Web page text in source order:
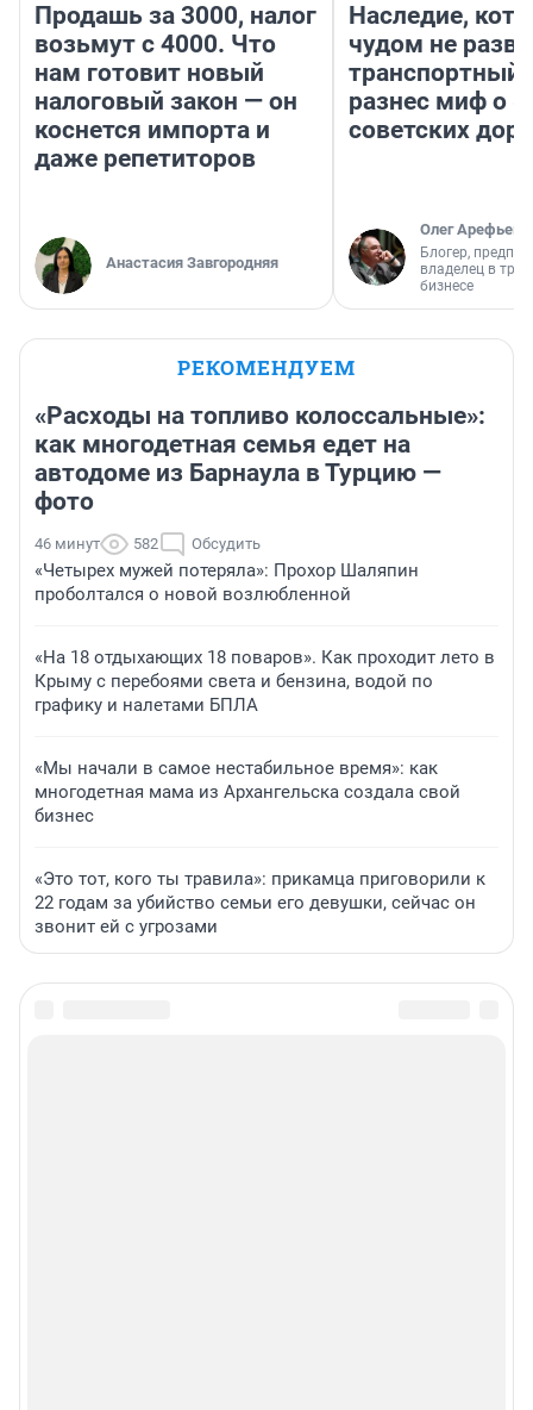
Продашь за 3000, налог
возьмут с 4000. Что
нам готовит новый
налоговый закон — он
коснется импорта и
даже репетиторов
Анастасия Завгородняя
Наследие,
чудом не
транспортный
разнес миф о
советских
Олег Арефьев
Блогер,
владелец в
бизнесе
РЕКОМЕНДУЕМ
«Расходы на топливо колоссальные»:
как многодетная семья едет на
автодоме из Барнаула в Турцию —
фото
46 минут 582 Обсудить
«Четырех мужей потеряла»: Прохор Шаляпин
проболтался о новой возлюбленной
«На 18 отдыхающих 18 поваров». Как проходит лето в
Крыму с перебоями света и бензина, водой по
графику и налетами БПЛА
«Мы начали в самое нестабильное время»: как
многодетная мама из Архангельска создала свой
бизнес
«Это тот, кого ты травила»: прикамца приговорили к
22 годам за убийство семьи его девушки, сейчас он
звонит ей с угрозами